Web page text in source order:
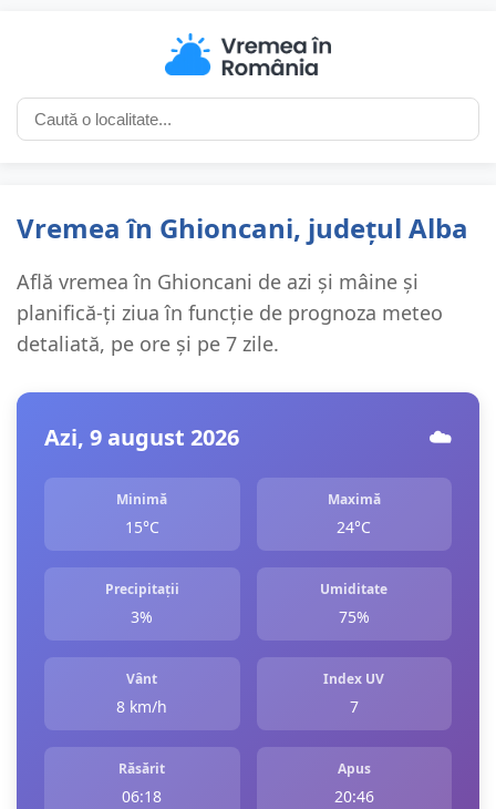
Vremea în Ghioncani, județul Alba
Află vremea în Ghioncani de azi și mâine și
planifică-ți ziua în funcție de prognoza meteo
detaliată, pe ore și pe 7 zile.
Azi, 9 august 2026 ☁️
Minimă
15°C
Maximă
24°C
Precipitații
3%
Umiditate
75%
Vânt
8 km/h
Index UV
7
Răsărit
06:18
Apus
20:46